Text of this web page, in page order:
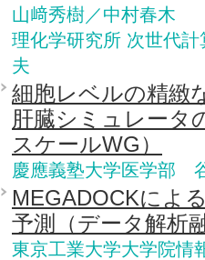
山﨑秀樹／中村春木
理化学研究所 次世代
夫
細胞レベルの精緻
肝臓シミュレータ
スケールWG）
慶應義塾大学医学部
MEGADOCKによ
予測（データ解析
東京工業大学大学院